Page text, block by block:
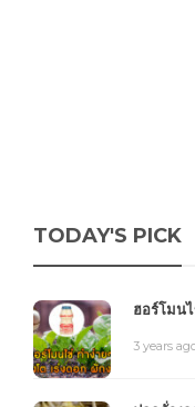
TODAY'S PICK
ฮอร์โมนไ
3 years